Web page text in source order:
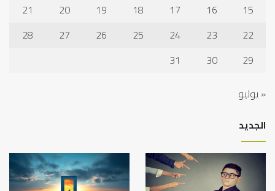
15
16
17
18
19
20
21
22
23
24
25
26
27
28
29
30
31
« يوليو
الجديد